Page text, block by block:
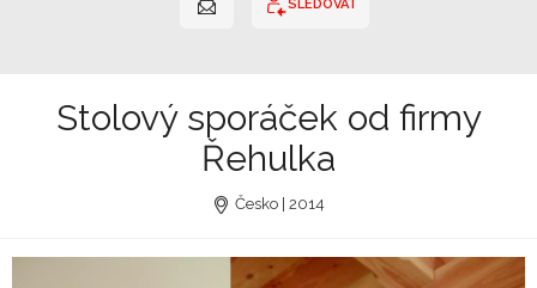
SLEDOVAT
Stolový sporáček od firmy
Řehulka
Česko | 2014